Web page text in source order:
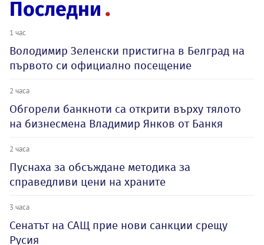
Последни
1 час
Володимир Зеленски пристигна в Белград на
първото си официално посещение
2 часа
Обгорели банкноти са открити върху тялото
на бизнесмена Владимир Янков от Банкя
2 часа
Пуснаха за обсъждане методика за
справедливи цени на храните
3 часа
Сенатът на САЩ прие нови санкции срещу
Русия